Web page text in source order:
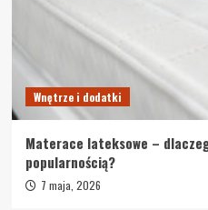
Wnętrze i dodatki
Materace lateksowe –
popularnością?
7 maja, 2026